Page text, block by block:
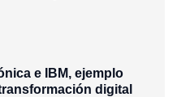
e IBM, ejemplo
digital